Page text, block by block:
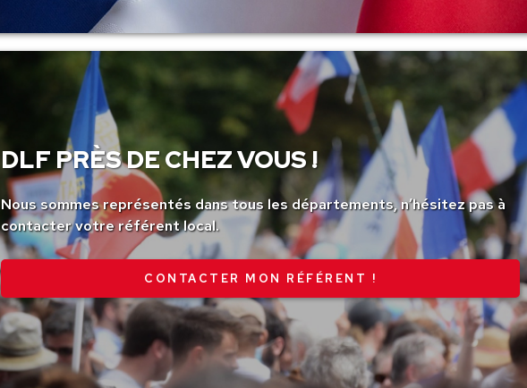
DLF PRÈS DE CHEZ VOUS !
Nous sommes représentés dans tous les départements, n’hésitez pas à
contacter votre référent local.
CONTACTER MON RÉFÉRENT !